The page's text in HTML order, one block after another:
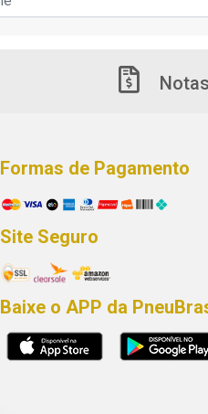
Formas de Pagamento
Site Seguro
Baixe o APP da